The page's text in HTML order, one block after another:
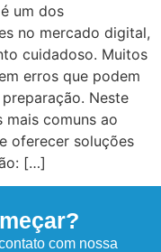
um dos
no mercado digital,
cuidadoso. Muitos
erros que podem
Neste
comuns ao
oferecer soluções
[…]
com nossa